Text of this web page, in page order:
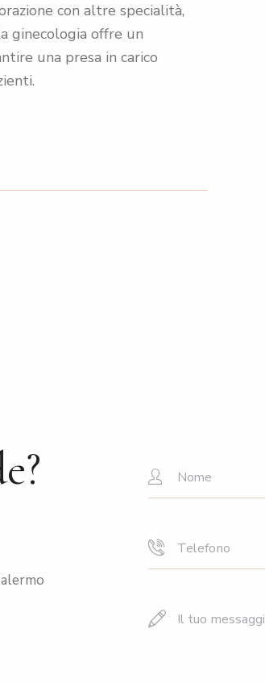
con altre specialità,
ginecologia offre un
una presa in carico